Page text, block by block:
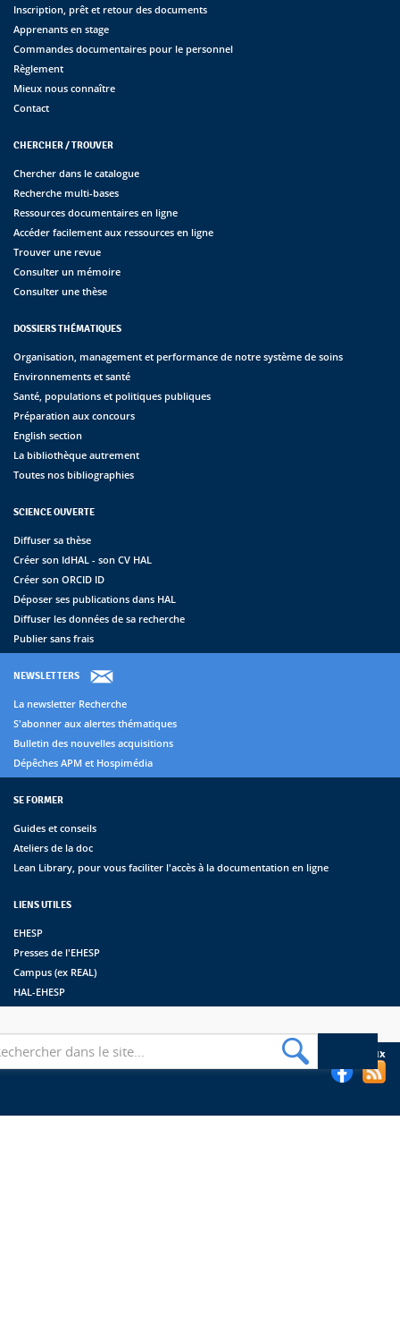
Inscription, prêt et retour des documents
Apprenants en stage
Commandes documentaires pour le personnel
Règlement
Mieux nous connaître
Contact
CHERCHER / TROUVER
Chercher dans le catalogue
Recherche multi-bases
Ressources documentaires en ligne
Accéder facilement aux ressources en ligne
Trouver une revue
Consulter un mémoire
Consulter une thèse
DOSSIERS THÉMATIQUES
Organisation, management et performance de notre système de soins
Environnements et santé
Santé, populations et politiques publiques
Préparation aux concours
English section
La bibliothèque autrement
Toutes nos bibliographies
SCIENCE OUVERTE
Diffuser sa thèse
Créer son IdHAL - son CV HAL
Créer son ORCID ID
Déposer ses publications dans HAL
Diffuser les données de sa recherche
Publier sans frais
NEWSLETTERS
La newsletter Recherche
S'abonner aux alertes thématiques
Bulletin des nouvelles acquisitions
Dépêches APM et Hospimédia
SE FORMER
Guides et conseils
Ateliers de la doc
Lean Library, pour vous faciliter l'accès à la documentation en ligne
LIENS UTILES
EHESP
Presses de l'EHESP
Campus (ex REAL)
HAL-EHESP
Suivez les bibliothèques de l'EHESP sur les réseaux sociaux